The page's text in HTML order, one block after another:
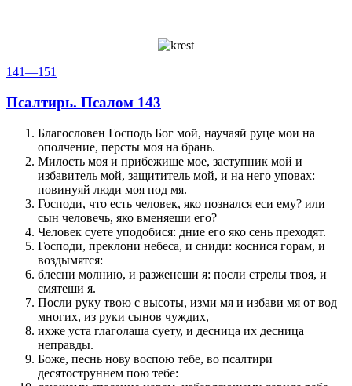
141—151
Псалтирь. Псалом 143
Благословен Господь Бог мой, научаяй руце мои на
ополчение, персты моя на брань.
Милость моя и прибежище мое, заступник мой и
избавитель мой, защититель мой, и на него уповах:
повинуяй люди моя под мя.
Господи, что есть человек, яко познался еси ему? или
сын человечь, яко вменяеши его?
Человек суете уподобися: дние его яко сень преходят.
Господи, преклони небеса, и сниди: коснися горам, и
воздымятся:
блесни молнию, и разженеши я: посли стрелы твоя, и
смятеши я.
Посли руку твою с высоты, изми мя и избави мя от вод
многих, из руки сынов чуждих,
ихже уста глаголаша суету, и десница их десница
неправды.
Боже, песнь нову воспою тебе, во псалтири
десятоструннем пою тебе: